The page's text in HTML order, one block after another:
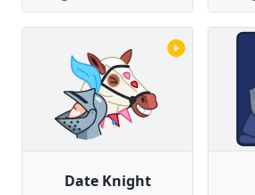
Date Knight